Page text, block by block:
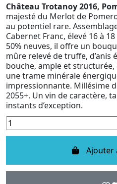
Château Trotanoy 2016,
majesté du Merlot de
au potentiel rare.
Cabernet Franc, élevé 16 à
50% neuves, il offre un
mûre relevé de truffe, d’anis
bouche, ample et
une trame minérale
impressionnante. Millésime
2055+. Un vin de caractère,
instants d’exception.
Ajouter